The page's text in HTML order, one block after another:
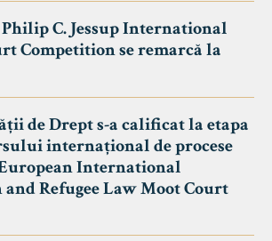
C. Jessup International
Competition se remarcă la
de Drept s-a calificat la etapa
internațional de procese
International
Refugee Law Moot Court